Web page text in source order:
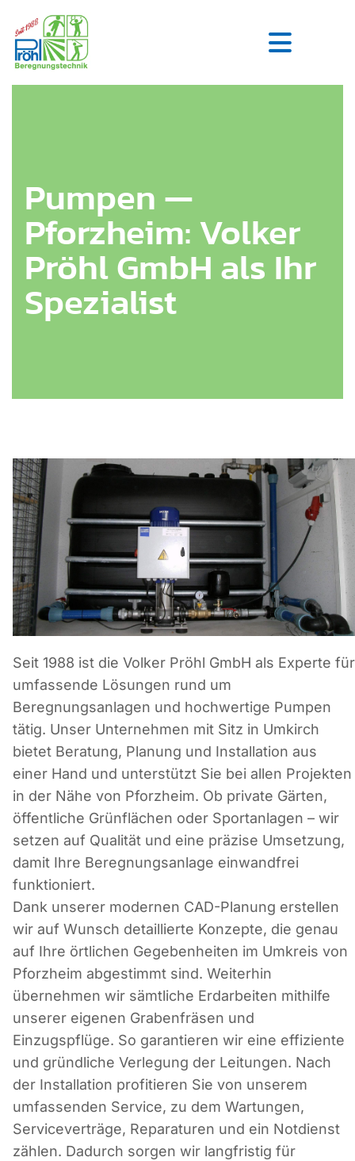
Pumpen —
Pforzheim: Volker
Pröhl GmbH als Ihr
Spezialist
Seit 1988 ist die Volker Pröhl GmbH als Experte für
umfassende Lösungen rund um
Beregnungsanlagen und hochwertige Pumpen
tätig. Unser Unternehmen mit Sitz in Umkirch
bietet Beratung, Planung und Installation aus
einer Hand und unterstützt Sie bei allen Projekten
in der Nähe von Pforzheim. Ob private Gärten,
öffentliche Grünflächen oder Sportanlagen – wir
setzen auf Qualität und eine präzise Umsetzung,
damit Ihre Beregnungsanlage einwandfrei
funktioniert.
Dank unserer modernen CAD-Planung erstellen
wir auf Wunsch detaillierte Konzepte, die genau
auf Ihre örtlichen Gegebenheiten im Umkreis von
Pforzheim abgestimmt sind. Weiterhin
übernehmen wir sämtliche Erdarbeiten mithilfe
unserer eigenen Grabenfräsen und
Einzugspflüge. So garantieren wir eine effiziente
und gründliche Verlegung der Leitungen. Nach
der Installation profitieren Sie von unserem
umfassenden Service, zu dem Wartungen,
Serviceverträge, Reparaturen und ein Notdienst
zählen. Dadurch sorgen wir langfristig für